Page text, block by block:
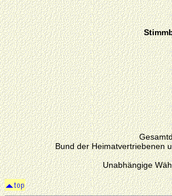
Bund der Heimatvertriebenen
Unabhängige